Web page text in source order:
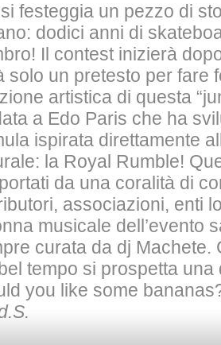
festeggia un pezzo di
dodici anni di
Il contest inizierà
solo un pretesto per fare
artistica di questa
a Edo Paris che ha
ispirata direttamente
la Royal Rumble!
da una coralità di
associazioni, enti
musicale dell’evento
curata da dj Machete.
tempo si prospetta una
you like some